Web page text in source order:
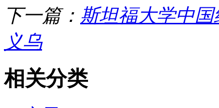
下一篇： 斯坦福大学中
义乌
相关分类